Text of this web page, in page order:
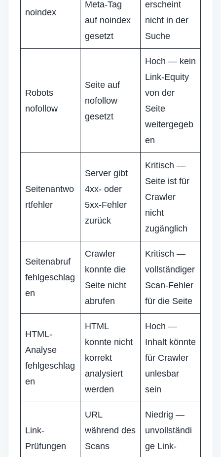
noindex
Meta-Tag
auf noindex
gesetzt
erscheint
nicht in der
Suche
Robots
nofollow
Seite auf
nofollow
gesetzt
Hoch — kein
Link-Equity
von der
Seite
weitergegeb
en
Seitenantwo
rtfehler
Server gibt
4xx- oder
5xx-Fehler
zurück
Kritisch —
Seite ist für
Crawler
nicht
zugänglich
Seitenabruf
fehlgeschlag
en
Crawler
konnte die
Seite nicht
abrufen
Kritisch —
vollständiger
Scan-Fehler
für die Seite
HTML-
Analyse
fehlgeschlag
en
HTML
konnte nicht
korrekt
analysiert
werden
Hoch —
Inhalt könnte
für Crawler
unlesbar
sein
Link-
Prüfungen
URL
während des
Scans
Niedrig —
unvollständi
ge Link-